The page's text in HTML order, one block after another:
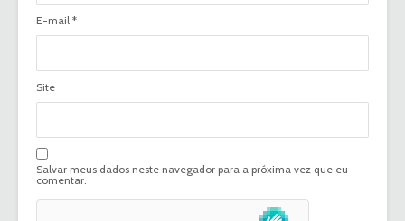
E-mail *
Site
Salvar meus dados neste navegador para a próxima vez que eu
comentar.